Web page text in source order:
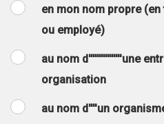
en mon nom propre
ou employé)
au nom d''''''''''''''''une
organisation
au nom d''''un